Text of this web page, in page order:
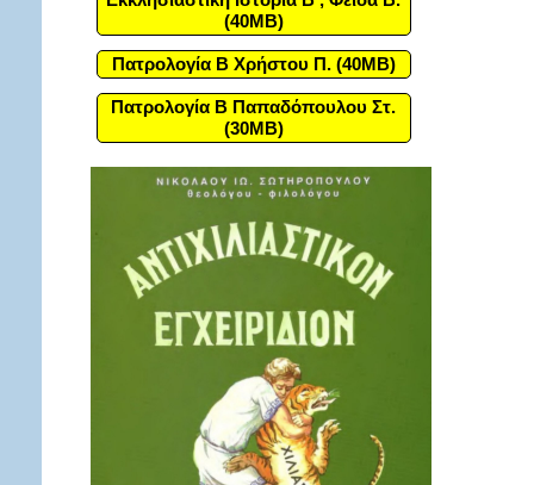
(40MB)
Πατρολογία Β Χρήστου Π. (40MB)
Πατρολογία Β Παπαδόπουλου Στ.
(30MB)